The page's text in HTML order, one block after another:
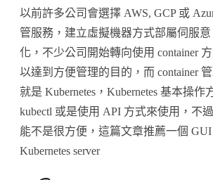
工
具
Lens〉
中
以前許多公司會選擇 AWS, GCP 或
管服務，建立虛擬機器方式部屬伺服
化，不少公司開始轉向使用 container
以達到方便管理的目的，而 container
就是 Kubernetes，Kubernetes 基本操作
kubectl 或是使用 API 方式來使用，不
能不是很方便，這篇文章推薦一個
Kubernetes server